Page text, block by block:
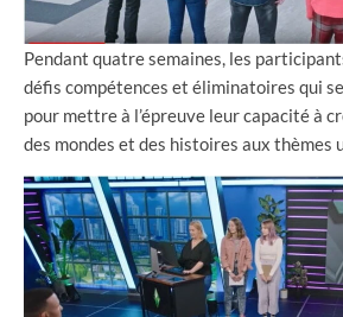
Pendant quatre semaines, les
défis compétences et éliminatoires qui
pour mettre à l’épreuve leur capacité à
des mondes et des histoires aux thèmes